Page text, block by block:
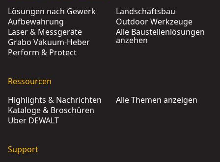
Lösungen nach Gewerk
Aufbewahrung
Laser & Messgeräte
Grabo Vakuum-Heber
Perform & Protect
Landschaftsbau
Outdoor Werkzeuge
Alle Baustellenlösungen
anzehen
Ressourcen
Highlights & Nachrichten
Kataloge & Broschüren
Über DEWALT
Alle Themen anzeigen
Support